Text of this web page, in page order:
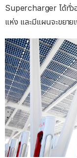
Supercharger ได้ทั่ว
แห่ง และมีแผนจะขยา